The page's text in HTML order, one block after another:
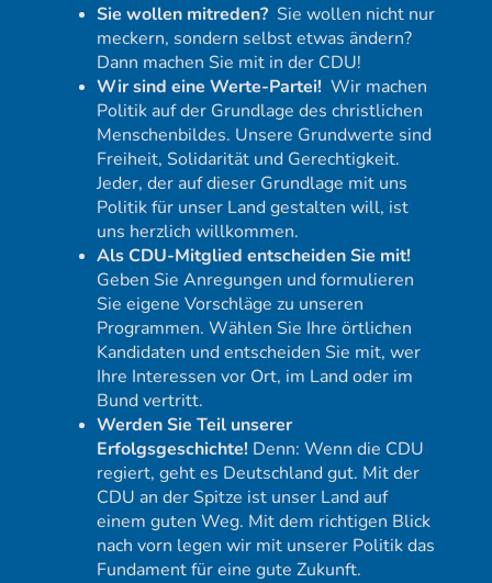
Sie wollen mitreden? Sie wollen nicht nur
meckern, sondern selbst etwas ändern?
Dann machen Sie mit in der CDU!
Wir sind eine Werte-Partei! Wir machen
Politik auf der Grundlage des christlichen
Menschenbildes. Unsere Grundwerte sind
Freiheit, Solidarität und Gerechtigkeit.
Jeder, der auf dieser Grundlage mit uns
Politik für unser Land gestalten will, ist
uns herzlich willkommen.
Als CDU-Mitglied entscheiden Sie mit!
Geben Sie Anregungen und formulieren
Sie eigene Vorschläge zu unseren
Programmen. Wählen Sie Ihre örtlichen
Kandidaten und entscheiden Sie mit, wer
Ihre Interessen vor Ort, im Land oder im
Bund vertritt.
Werden Sie Teil unserer
Erfolgsgeschichte! Denn: Wenn die CDU
regiert, geht es Deutschland gut. Mit der
CDU an der Spitze ist unser Land auf
einem guten Weg. Mit dem richtigen Blick
nach vorn legen wir mit unserer Politik das
Fundament für eine gute Zukunft.